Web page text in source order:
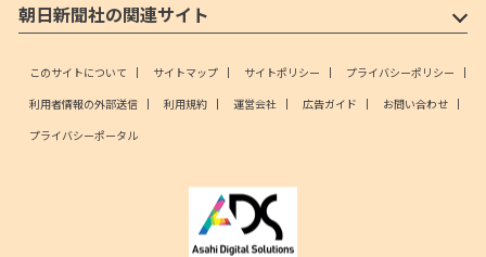
朝日新聞社の関連サイト
このサイトについて サイトマップ サイトポリシー
プライバシーポリシー
利用者情報の外部送信
利用規約 運営会社 広告ガイド
お問い合わせ
プライバシーポータル